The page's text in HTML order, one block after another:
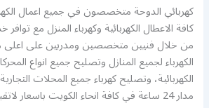
كهربائي الدوحة متخصصون في جميع اعمال
كافة الاعطال الكهربائية وكهرباء المنزل مع
من خلال فنيين متخصصين ومدربين على
الكهرباء لجميع المنازل وتصليح جميع انواع
الكهربائية، وتصليح كهرباء جميع المحلات
مدار 24 ساعة في كافة انحاء الكويت باسعار لاتقبل المنافسة.